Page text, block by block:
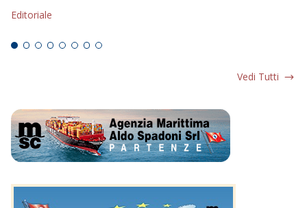
Editoriale
Vedi Tutti